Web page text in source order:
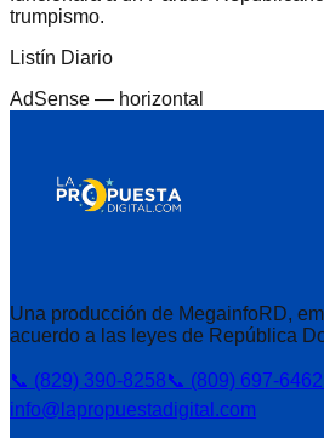
trumpismo.
Listín Diario
AdSense — horizontal
Una producción de MegainfoRD,
acuerdo a las leyes de República
📞 (829) 390-8258📞 (809) 697-6462
info@lapropuestadigital.com